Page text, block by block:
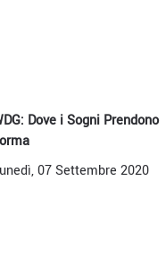
Dove i Sogni Prendono
07 Settembre 2020